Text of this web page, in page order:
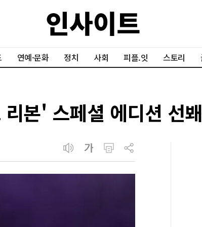
연예·문화 정치 사회 피플.잇 스토리
본' 스페셜 에디션 선봬